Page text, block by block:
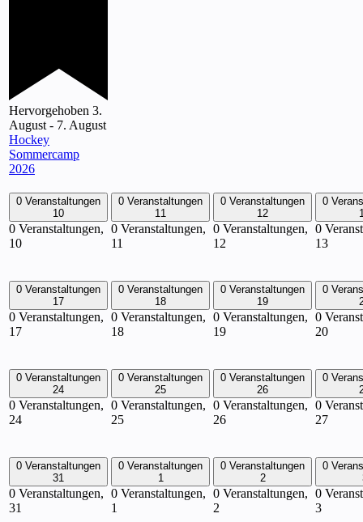
Hervorgehoben 3.
August - 7. August
Hockey
Sommercamp
2026
0 Veranstaltungen
10
0 Veranstaltungen,
10
0 Veranstaltungen
11
0 Veranstaltungen,
11
0 Veranstaltungen
12
0 Veranstaltungen,
12
0
0
13
0 Veranstaltungen
17
0 Veranstaltungen,
17
0 Veranstaltungen
18
0 Veranstaltungen,
18
0 Veranstaltungen
19
0 Veranstaltungen,
19
0
0
20
0 Veranstaltungen
24
0 Veranstaltungen,
24
0 Veranstaltungen
25
0 Veranstaltungen,
25
0 Veranstaltungen
26
0 Veranstaltungen,
26
0
0
27
0 Veranstaltungen
31
0 Veranstaltungen,
31
0 Veranstaltungen
1
0 Veranstaltungen,
1
0 Veranstaltungen
2
0 Veranstaltungen,
2
0
0
3